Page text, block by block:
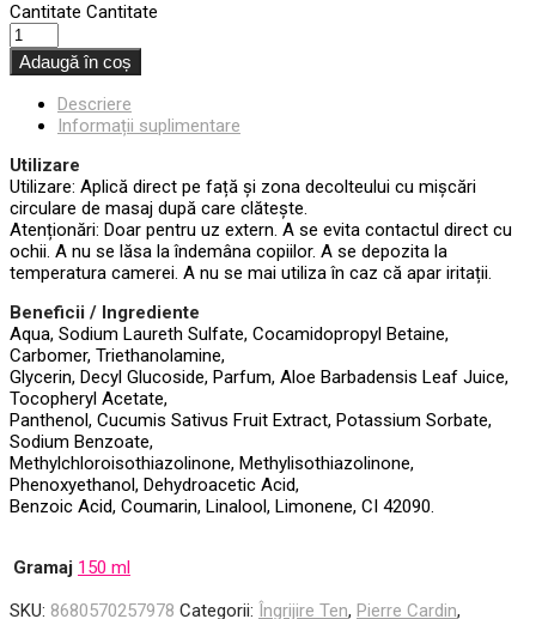
Cantitate Cantitate
Adaugă în coș
Descriere
Informații suplimentare
Utilizare
Utilizare: Aplică direct pe față și zona decolteului cu mișcări
circulare de masaj după care clătește.
Atenționări: Doar pentru uz extern. A se evita contactul direct cu
ochii. A nu se lăsa la îndemâna copiilor. A se depozita la
temperatura camerei. A nu se mai utiliza în caz că apar iritații.
Beneficii / Ingrediente
Aqua, Sodium Laureth Sulfate, Cocamidopropyl Betaine,
Carbomer, Triethanolamine,
Glycerin, Decyl Glucoside, Parfum, Aloe Barbadensis Leaf Juice,
Tocopheryl Acetate,
Panthenol, Cucumis Sativus Fruit Extract, Potassium Sorbate,
Sodium Benzoate,
Methylchloroisothiazolinone, Methylisothiazolinone,
Phenoxyethanol, Dehydroacetic Acid,
Benzoic Acid, Coumarin, Linalool, Limonene, CI 42090.
Gramaj 150 ml
SKU: 8680570257978 Categorii: Îngrijire Ten, Pierre Cardin,